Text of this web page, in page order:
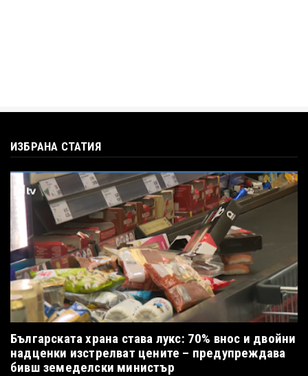
ИЗБРАНА СТАТИЯ
Българската храна става лукс: 70% внос и двойни
надценки изстрелват цените – предупреждава
бивш земеделски министър